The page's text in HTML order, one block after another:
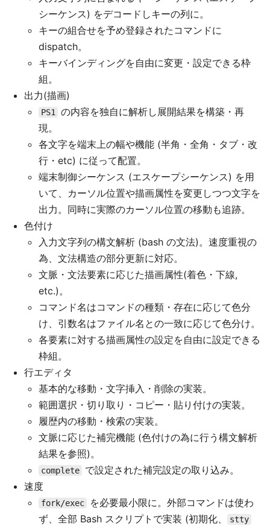
シーケンス) をデコードしキーの列に。
キーの組合せを予め登録されたコマンドに
dispatch。
キーバインディングを自由に変更・設定できる枠
組。
出力(描画)
PS1
の内容を独自に解析し展開結果を構築・再
現。
各文字を端末上の幅や機能 (半角・全角・タブ・改
行・etc) に従って配置。
端末制御シーケンス (エスケープシーケンス) を用
いて、カーソル位置や描画属性を変更しつつ文字を
出力。同時に実際のカーソル位置の移動も追跡。
色付け
入力文字列の構文解析 (bash の文法)。速度重視の
為、文法構造の部分更新に対応。
文脈・文法要素に応じた描画属性(着色・下線,
etc.)。
コマンド名はコマンドの種類・存在に応じて色分
け、引数名はファイル名との一致に応じて色分け。
各要素に対する描画属性の設定を自由に設定できる
枠組。
行エディタ
基本的な移動・文字挿入・削除の実装。
範囲選択・切り取り・コピー・貼り付けの実装。
履歴内の移動・検索の実装。
文脈に応じた補完機能 (色付けの為に行う構文解析
結果を参照)。
complete
で設定された補完設定の取り込み。
速度
fork/exec
を必要最小限に。外部コマンドは使わ
ず、全部 Bash スクリプトで実装 (初期化、
stty